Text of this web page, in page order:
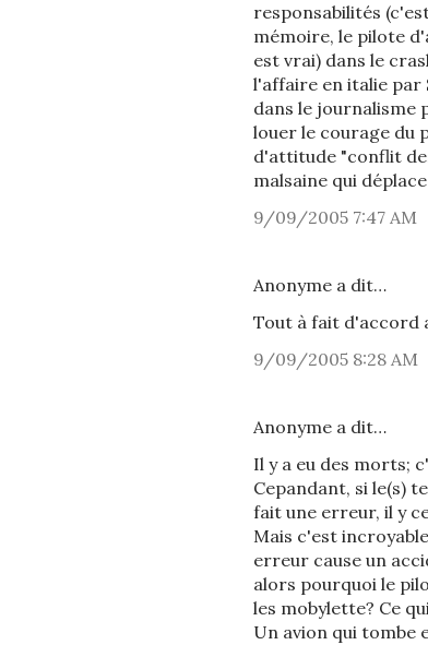
responsabilités
mémoire, le pilote
est vrai) dans le
l'affaire en italie par
dans le journalisme
louer le courage du
d'attitude "conflit
malsaine qui
9/09/2005 7:47 AM
Anonyme a dit…
Tout à fait d'accord
9/09/2005 8:28 AM
Anonyme a dit…
Il y a eu des morts;
Cepandant, si le(s)
fait une erreur, il y
Mais c'est
erreur cause un
alors pourquoi le
les mobylette? Ce
Un avion qui tombe